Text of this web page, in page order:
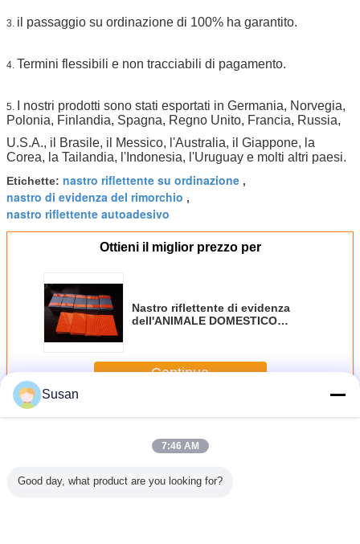
3. il passaggio su ordinazione di 100% ha garantito.
4. Termini flessibili e non tracciabili di pagamento.
5.
I nostri prodotti sono stati esportati in Germania, Norvegia,
Polonia, Finlandia, Spagna, Regno Unito, Francia, Russia,
U.S.A., il Brasile, il Messico, l'Australia, il Giappone, la
Corea, la Tailandia, l'Indonesia, l'Uruguay e molti altri paesi.
Etichette: nastro riflettente su ordinazione ,
nastro di evidenza del rimorchio ,
nastro riflettente autoadesivo
Ottieni il miglior prezzo per
Nastro riflettente di evidenza
dell'ANIMALE DOMESTICO
Continua
PiùNastro riflettente di evidenza
Susan
7:46 AM
Good day, what product are you looking for?